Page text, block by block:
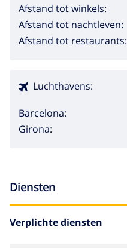
Afstand tot winkels:
Afstand tot nachtleven:
Afstand tot restaurants:
Luchthavens:
Barcelona:
Girona:
Diensten
Verplichte diensten